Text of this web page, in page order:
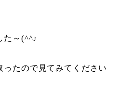
た～(^^♪
たので見てみてください